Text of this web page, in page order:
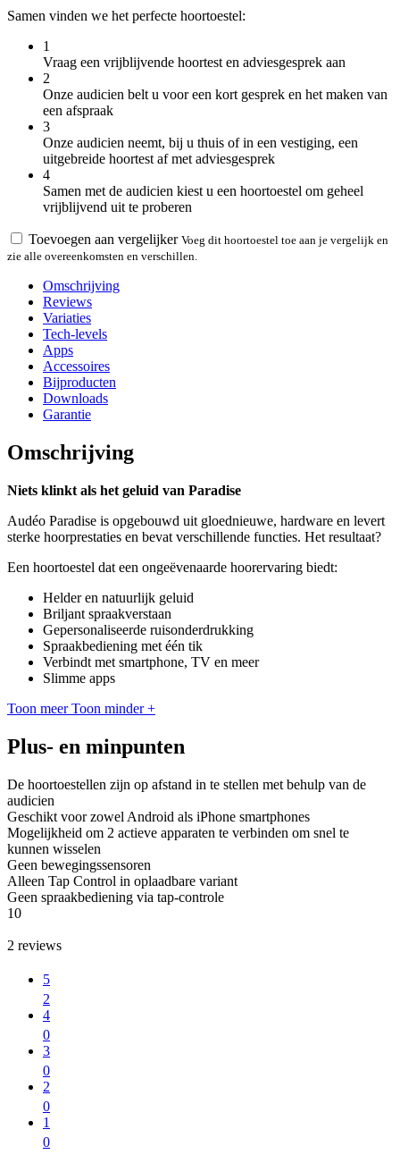
Samen vinden we het perfecte hoortoestel:
1
Vraag een vrijblijvende hoortest en adviesgesprek aan
2
Onze audicien belt u voor een kort gesprek en het maken van
een afspraak
3
Onze audicien neemt, bij u thuis of in een vestiging, een
uitgebreide hoortest af met adviesgesprek
4
Samen met de audicien kiest u een hoortoestel om geheel
vrijblijvend uit te proberen
Toevoegen aan vergelijker Voeg dit hoortoestel toe aan je vergelijk en
zie alle overeenkomsten en verschillen.
Omschrijving
Reviews
Variaties
Tech-levels
Apps
Accessoires
Bijproducten
Downloads
Garantie
Omschrijving
Niets klinkt als het geluid van Paradise
Audéo Paradise is opgebouwd uit gloednieuwe, hardware en levert
sterke hoorprestaties en bevat verschillende functies. Het resultaat?
Een hoortoestel dat een ongeëvenaarde hoorervaring biedt:
Helder en natuurlijk geluid
Briljant spraakverstaan
Gepersonaliseerde ruisonderdrukking
Spraakbediening met één tik
Verbindt met smartphone, TV en meer
Slimme apps
Toon meer Toon minder +
Plus- en minpunten
De hoortoestellen zijn op afstand in te stellen met behulp van de
audicien
Geschikt voor zowel Android als iPhone smartphones
Mogelijkheid om 2 actieve apparaten te verbinden om snel te
kunnen wisselen
Geen bewegingssensoren
Alleen Tap Control in oplaadbare variant
Geen spraakbediening via tap-controle
10
2 reviews
5
2
4
0
3
0
2
0
1
0